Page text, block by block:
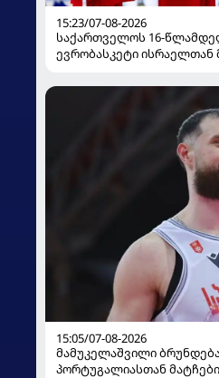
15:23/07-08-2026
საქართველოს 16-
ევრობასკეტი ისრაელთან
15:05/07-08-2026
მამუკელაშვილი
პორტუგალიასთან